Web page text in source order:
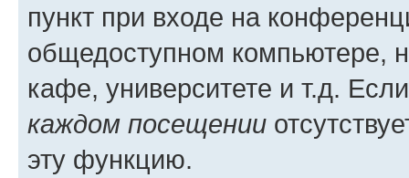
пункт при входе на
общедоступном компьютере,
кафе, университете и т.д.
каждом посещении
эту функцию.